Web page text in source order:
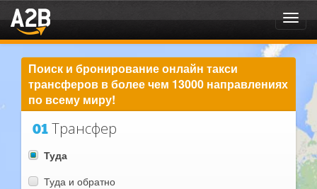
Поиск и бронирование онлайн такси
трансферов в более чем 13000 направлениях
по всему миру!
01 Трансфер
Туда
Туда и обратно